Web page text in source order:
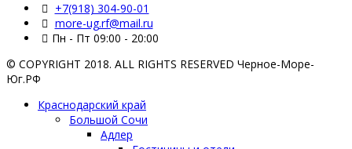
+7(918) 304-90-01
more-ug.rf@mail.ru
Пн - Пт 09:00 - 20:00
© COPYRIGHT 2018. ALL RIGHTS RESERVED Черное-Море-
Юг.РФ
Краснодарский край
Большой Сочи
Адлер